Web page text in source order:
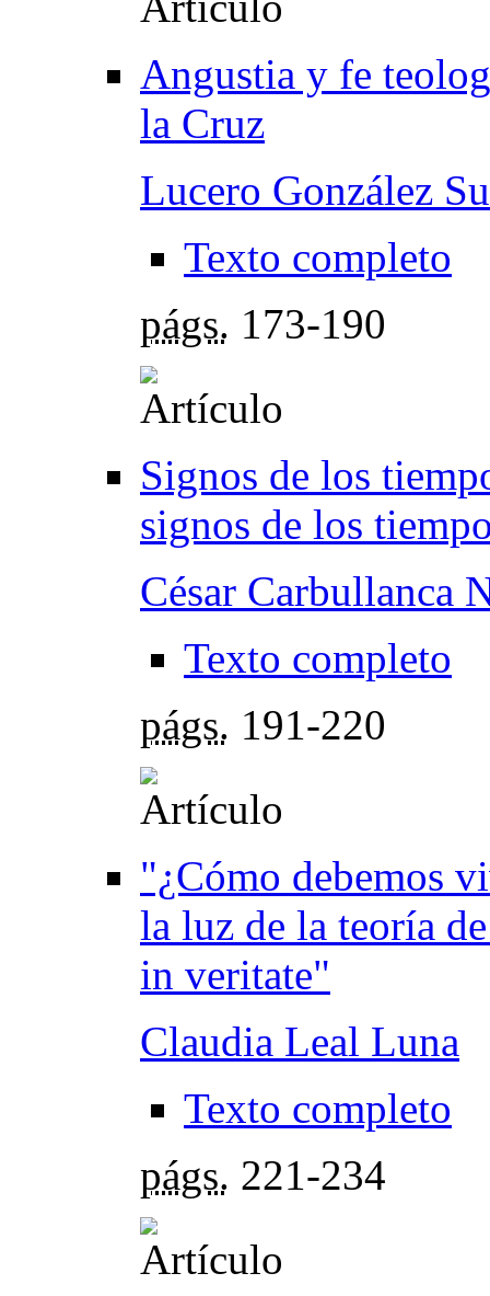
Angustia y fe
la Cruz
Lucero González
Texto completo
págs. 173-190
Signos de los
signos de los
César Carbullanca
Texto completo
págs. 191-220
"¿Cómo debemos
la luz de la teoría
in veritate"
Claudia Leal Luna
Texto completo
págs. 221-234